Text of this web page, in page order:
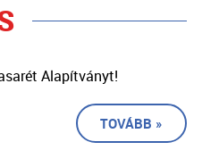
Alapítványt!
TOVÁBB »